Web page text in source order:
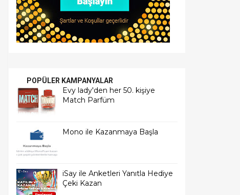
POPÜLER KAMPANYALAR
Evy lady'den her 50. kişiye
Match Parfüm
Mono ile Kazanmaya Başla
iSay ile Anketleri Yanıtla Hediye
Çeki Kazan